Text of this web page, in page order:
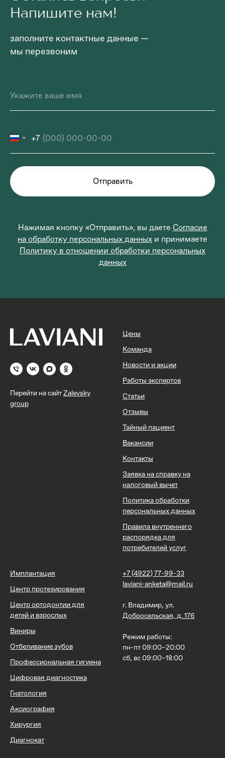
Напишите нам!
заполните контактные данные —
мы перезвоним
+7
Отправить
Нажимая кнопку «Отправить», вы даете Согласие
на обработку персональных данных и принимаете
Политику в отношении обработки персональных
данных
Перейти на сайтZalevsky
group
Цены
Команда
Новости и акции
Работы экспертов
Статьи
Отзывы
Тайный пациент
Вакансии
Контакты
Заявка на справку на
налоговый вычет
Политика обработки
персональных данных
Правила внутреннего
распорядка для
потребителей услуг
Имплантация
Центр протезирования
Центр ортодонтии для
детей и взрослых
Виниры
Отбеливание зубов
Профессиональная гигиена
Цифровая диагностика
Гнатология
Аксиография
Хирургия
Диагнокат
+7 (4922) 77-99-33
laviani-anketa@mail.ru
г. Владимир, ул.
Добросельская, д. 176
Режим работы:
пн-пт 09:00–20:00
сб, вс 09:00–18:00